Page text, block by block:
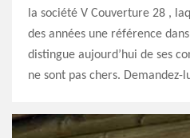
la société V Couverture 28 ,
des années une référence
distingue aujourd’hui de ses
ne sont pas chers. Demandez-